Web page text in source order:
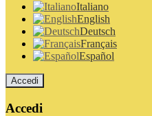
Italiano
English
Deutsch
Français
Español
Accedi
Accedi